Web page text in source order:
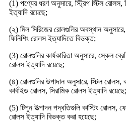
(1) পণ্যের ধরণ অনুসারে, স্ট্রিপ স্টিল
ইত্যাদি রয়েছে;
(২) মিল সিরিজের রোলগুলির অবস্থান
ফিনিশিং রোলস ইত্যাদিতে বিভক্ত;
(3) রোলগুলির কার্যকারিতা অনুসারে, স্কেল
রোলস ইত্যাদি রয়েছে;
(৪) রোলগুলির উপাদান অনুসারে, স্টিল রোলস,
কার্বাইড রোলস, সিরামিক রোলস ইত্যাদি রয়েছে;
(5) টিপুন উত্পাদন পদ্ধতিগুলি কাস্টিং রোলস,
রোলস ইত্যাদি বিভক্ত করা হয়েছে;